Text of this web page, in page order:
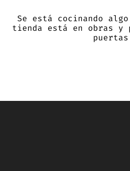
Se está cocinando
tienda está en obras y